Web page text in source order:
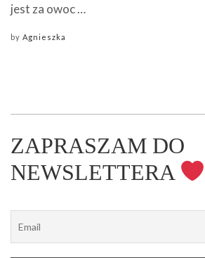
jest za owoc …
by Agnieszka
ZAPRASZAM DO
NEWSLETTERA